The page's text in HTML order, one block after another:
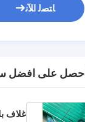
ﺎﺘﺼﻟ ﺍﻶﻧ
احصل على افضل
غلاف